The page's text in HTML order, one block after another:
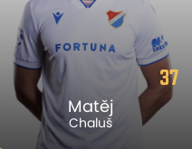
37
Matěj
Chaluš